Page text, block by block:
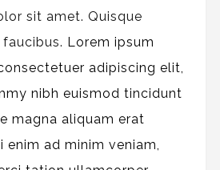
sit amet. Quisque
Lorem ipsum
adipiscing elit,
nibh euismod tincidunt
magna aliquam erat
ad minim veniam,